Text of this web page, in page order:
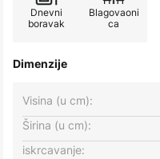
Dnevni
boravak
Blagovaoni
ca
Dimenzije
Širina (u cm):
Visina (u cm):
iskrcavanje: